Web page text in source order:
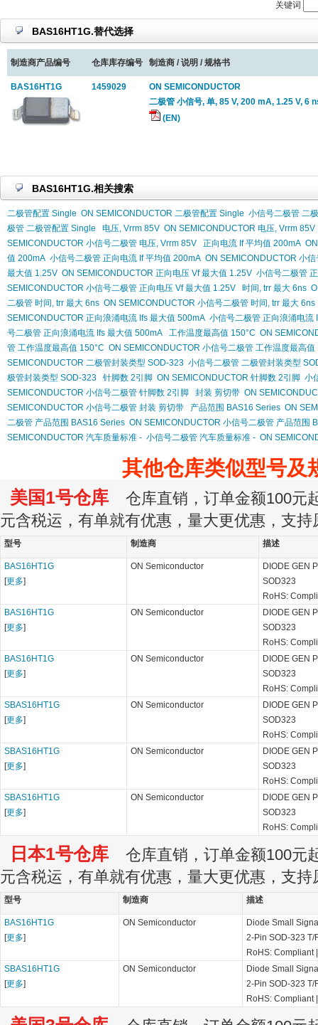
关键词
BAS16HT1G.替代选择
制造商产品编号 仓库库存编号 制造商 / 说明 / 规格书
BAS16HT1G 1459029
ON SEMICONDUCTOR
二极管 小信号, 单, 85 V, 200 mA, 1.25 V, 6
(EN)
BAS16HT1G.相关搜索
二极管配置 Single ON SEMICONDUCTOR 二极管配置 Single 小信号二极管 二
极管 二极管配置 Single
电压, Vrrm 85V ON SEMICONDUCTOR 电压, Vrrm 85V
SEMICONDUCTOR 小信号二极管 电压, Vrrm 85V
正向电流 If 平均值 200mA
值 200mA 小信号二极管 正向电流 If 平均值 200mA ON SEMICONDUCTOR 小
最大值 1.25V ON SEMICONDUCTOR 正向电压 Vf 最大值 1.25V 小信号二极管
SEMICONDUCTOR 小信号二极管 正向电压 Vf 最大值 1.25V
时间, trr 最大 6ns
二极管 时间, trr 最大 6ns ON SEMICONDUCTOR 小信号二极管 时间, trr 最大 6ns
SEMICONDUCTOR 正向浪涌电流 Ifs 最大值 500mA 小信号二极管 正向浪涌电流
号二极管 正向浪涌电流 Ifs 最大值 500mA
工作温度最高值 150°C ON
管 工作温度最高值 150°C ON SEMICONDUCTOR 小信号二极管 工作温度最高值
SEMICONDUCTOR 二极管封装类型 SOD-323 小信号二极管 二极管封装类型
极管封装类型 SOD-323
针脚数 2引脚 ON SEMICONDUCTOR 针脚数 2引脚 小
SEMICONDUCTOR 小信号二极管 针脚数 2引脚
封装 剪切带 ON
SEMICONDUCTOR 小信号二极管 封装 剪切带
产品范围 BAS16 Series ON
二极管 产品范围 BAS16 Series ON SEMICONDUCTOR 小信号二极管 产品范围
SEMICONDUCTOR 汽车质量标准 - 小信号二极管 汽车质量标准 - ON
其他仓库类似型号及
美国1号仓库 仓库直销，订单金额100元
元含税运，有单就有优惠，量大更优惠，支持
型号 制造商 描述
BAS16HT1G
[更多]
ON Semiconductor
DIODE GEN
SOD323
RoHS:
BAS16HT1G
[更多]
ON Semiconductor
DIODE GEN
SOD323
RoHS:
BAS16HT1G
[更多]
ON Semiconductor
DIODE GEN
SOD323
RoHS:
SBAS16HT1G
[更多]
ON Semiconductor
DIODE GEN
SOD323
RoHS:
SBAS16HT1G
[更多]
ON Semiconductor
DIODE GEN
SOD323
RoHS:
SBAS16HT1G
[更多]
ON Semiconductor
DIODE GEN
SOD323
RoHS:
日本1号仓库 仓库直销，订单金额100元
元含税运，有单就有优惠，量大更优惠，支持
型号 制造商 描述
BAS16HT1G
[更多]
ON Semiconductor
Diode Small
2-Pin SOD-323 T/
RoHS: Compliant
SBAS16HT1G
[更多]
ON Semiconductor
Diode Small
2-Pin SOD-323 T/
RoHS: Compliant